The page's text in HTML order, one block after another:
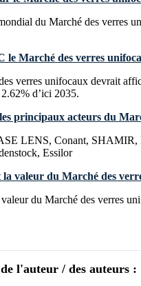
du Marché des verres
le Marché des verres
verres unifocaux devrait
d’ici 2035.
principaux acteurs du
LENS, Conant,
Essilor
la valeur du Marché des
du Marché des verres
l'auteur / des auteurs :